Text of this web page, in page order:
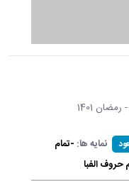
1401
نمایه ها: -تمام
حروف الفبا